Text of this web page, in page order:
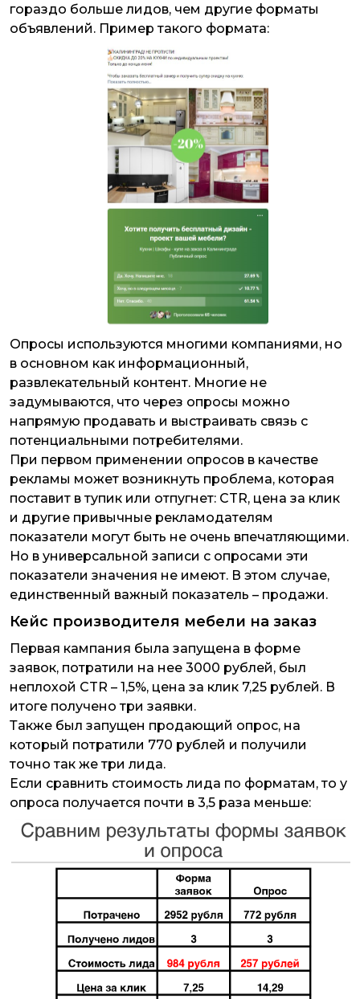
гораздо больше лидов, чем другие форматы
объявлений. Пример такого формата:
Опросы используются многими компаниями, но
в основном как информационный,
развлекательный контент. Многие не
задумываются, что через опросы можно
напрямую продавать и выстраивать связь с
потенциальными потребителями.
При первом применении опросов в качестве
рекламы может возникнуть проблема, которая
поставит в тупик или отпугнет: CTR, цена за клик
и другие привычные рекламодателям
показатели могут быть не очень впечатляющими.
Но в универсальной записи с опросами эти
показатели значения не имеют. В этом случае,
единственный важный показатель – продажи.
Кейс производителя мебели на заказ
Первая кампания была запущена в форме
заявок, потратили на нее 3000 рублей, был
неплохой CTR – 1,5%, цена за клик 7,25 рублей. В
итоге получено три заявки.
Также был запущен продающий опрос, на
который потратили 770 рублей и получили
точно так же три лида.
Если сравнить стоимость лида по форматам, то у
опроса получается почти в 3,5 раза меньше: